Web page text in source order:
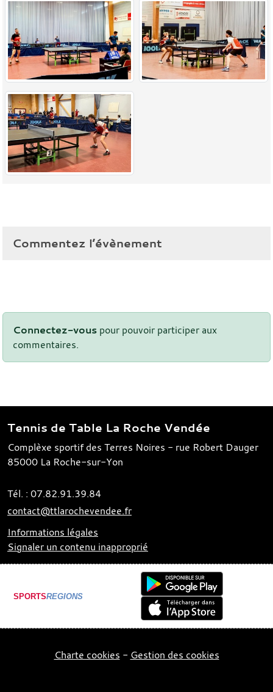
Commentez l’évènement
Connectez-vous pour pouvoir participer aux
commentaires.
Tennis de Table La Roche Vendée
Complèxe sportif des Terres Noires - rue Robert Dauger
85000 La Roche-sur-Yon
Tél. : 07.82.91.39.84
contact@ttlarochevendee.fr
Informations légales
Signaler un contenu inapproprié
SPORTSREGIONS
Charte cookies Gestion des cookies